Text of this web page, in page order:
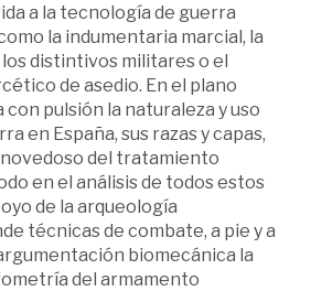
a la tecnología de guerra
la indumentaria marcial, la
distintivos militares o el
de asedio. En el plano
con pulsión la naturaleza y uso
en España, sus razas y capas,
del tratamiento
en el análisis de todos estos
de la arqueología
técnicas de combate, a pie y a
biomecánica la
del armamento